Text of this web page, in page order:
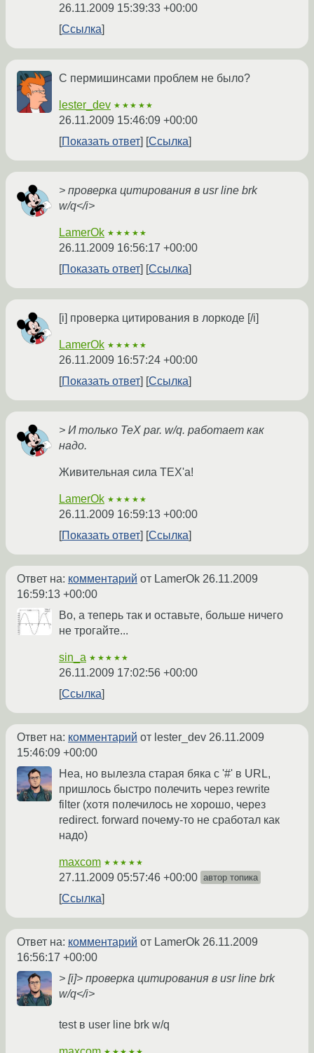
26.11.2009 15:39:33 +00:00
Ссылка
С пермишинсами проблем не было?
lester_dev ★★★★★
26.11.2009 15:46:09 +00:00
Показать ответ
Ссылка
> проверка цитирования в usr line brk
w/q</i>
LamerOk ★★★★★
26.11.2009 16:56:17 +00:00
Показать ответ
Ссылка
[i] проверка цитирования в лоркоде [/i]
LamerOk ★★★★★
26.11.2009 16:57:24 +00:00
Показать ответ
Ссылка
> И только TeX par. w/q. работает как
надо.
Живительная сила TEX'а!
LamerOk ★★★★★
26.11.2009 16:59:13 +00:00
Показать ответ
Ссылка
Ответ на: комментарий от LamerOk 26.11.2009
16:59:13 +00:00
Во, а теперь так и оставьте, больше ничего
не трогайте...
sin_a ★★★★★
26.11.2009 17:02:56 +00:00
Ссылка
Ответ на: комментарий от lester_dev 26.11.2009
15:46:09 +00:00
Неа, но вылезла старая бяка с '#' в URL,
пришлось быстро полечить через rewrite
filter (хотя полечилось не хорошо, через
redirect. forward почему-то не сработал как
надо)
maxcom ★★★★★
27.11.2009 05:57:46 +00:00 автор топика
Ссылка
Ответ на: комментарий от LamerOk 26.11.2009
16:56:17 +00:00
> [i]> проверка цитирования в usr line brk
w/q</i>
test в user line brk w/q